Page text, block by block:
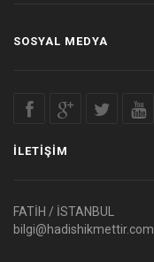
SOSYAL MEDYA
İLETIŞIM
FATİH / İSTANBUL
bilgi@hadishikmettir.com